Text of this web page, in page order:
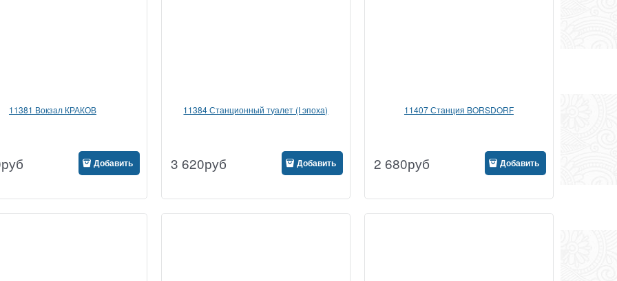
11381 Вокзал КРАКОВ
руб Добавить
11384 Станционный туалет (I эпоха)
3 620руб Добавить
11407 Станция BORSDORF
2 680руб Добавить